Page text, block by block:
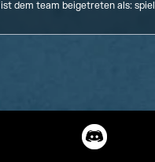
ist dem team beigetreten als: